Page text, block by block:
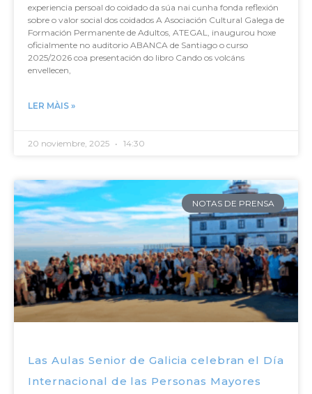
experiencia persoal do coidado da súa nai cunha fonda reflexión
sobre o valor social dos coidados A Asociación Cultural Galega de
Formación Permanente de Adultos, ATEGAL, inaugurou hoxe
oficialmente no auditorio ABANCA de Santiago o curso
2025/2026 coa presentación do libro Cando os volcáns
envellecen,
LER MÀIS »
20 noviembre, 2025 14:30
NOTAS DE PRENSA
Las Aulas Senior de Galicia celebran el Día
Internacional de las Personas Mayores